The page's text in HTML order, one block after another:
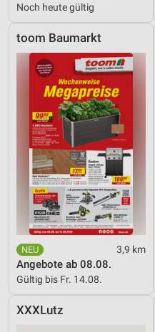
Noch heute gültig
toom Baumarkt
3,9 km
Angebote ab 08.08.
Gültig bis Fr. 14.08.
XXXLutz